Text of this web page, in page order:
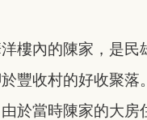
樓內的陳家，是
豐收村的好收聚
於當時陳家的大房